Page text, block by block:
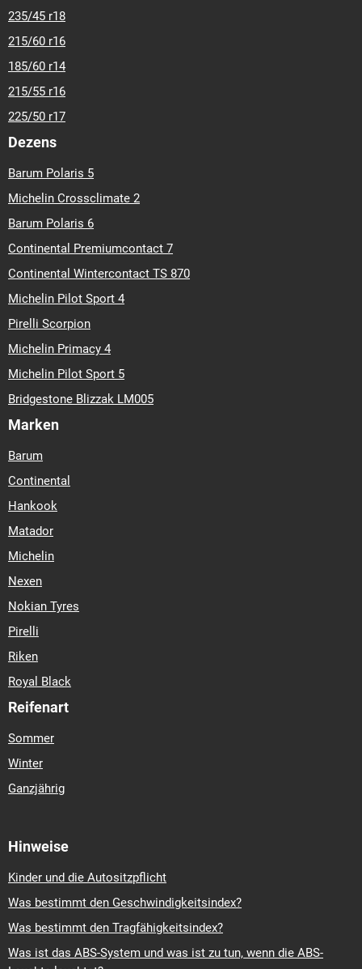
235/45 r18
215/60 r16
185/60 r14
215/55 r16
225/50 r17
Dezens
Barum Polaris 5
Michelin Crossclimate 2
Barum Polaris 6
Continental Premiumcontact 7
Continental Wintercontact TS 870
Michelin Pilot Sport 4
Pirelli Scorpion
Michelin Primacy 4
Michelin Pilot Sport 5
Bridgestone Blizzak LM005
Marken
Barum
Continental
Hankook
Matador
Michelin
Nexen
Nokian Tyres
Pirelli
Riken
Royal Black
Reifenart
Sommer
Winter
Ganzjährig
Hinweise
Kinder und die Autositzpflicht
Was bestimmt den Geschwindigkeitsindex?
Was bestimmt den Tragfähigkeitsindex?
Was ist das ABS-System und was ist zu tun, wenn die ABS-